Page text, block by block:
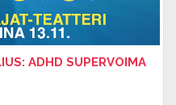
ADHD SUPERVOIMA